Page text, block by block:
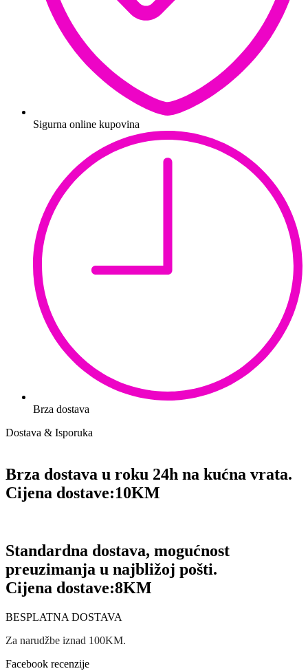
Sigurna online kupovina
Brza dostava
Dostava & Isporuka
Brza dostava u roku 24h na kućna vrata.
Cijena dostave:10KM
Standardna dostava, mogućnost
preuzimanja u najbližoj pošti.
Cijena dostave:8KM
BESPLATNA DOSTAVA
Za narudžbe iznad 100KM.
Facebook recenzije